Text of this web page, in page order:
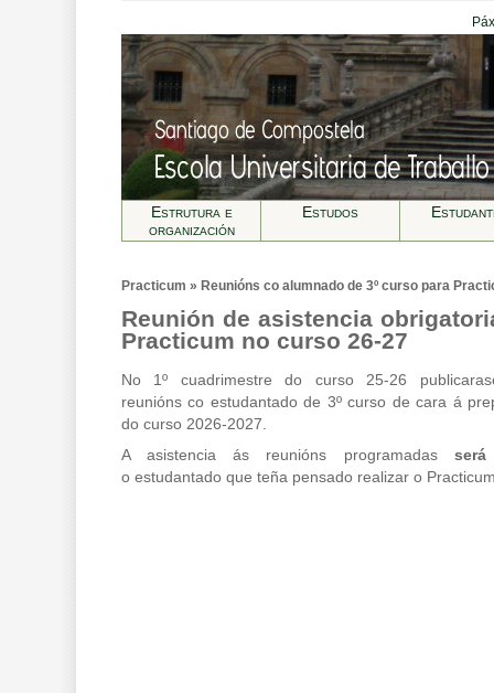
Estrutura e
organización
Estudos
Practicum » Reunións co alumnado de 3º curso para
Reunión de asistencia
Practicum no curso 26-27
No 1º cuadrimestre do curso 25-26
reunións co estudantado de 3º curso de cara á
do curso 2026-2027.
A asistencia ás reunións programadas
o estudantado que teña pensado realizar o